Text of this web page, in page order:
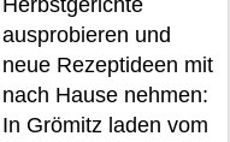
Herbstgerichte
ausprobieren und
neue Rezeptideen mit
nach Hause nehmen:
In Grömitz laden vom